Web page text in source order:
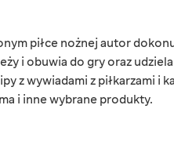
piłce nożnej autor
i obuwia do gry oraz
z wywiadami z piłkarzami i
i inne wybrane produkty.